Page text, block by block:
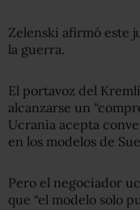
Zelenski afirmó este
la guerra.
El portavoz del
alcanzarse un
Ucrania acepta
en los modelos de
Pero el negociador
que “el modelo solo